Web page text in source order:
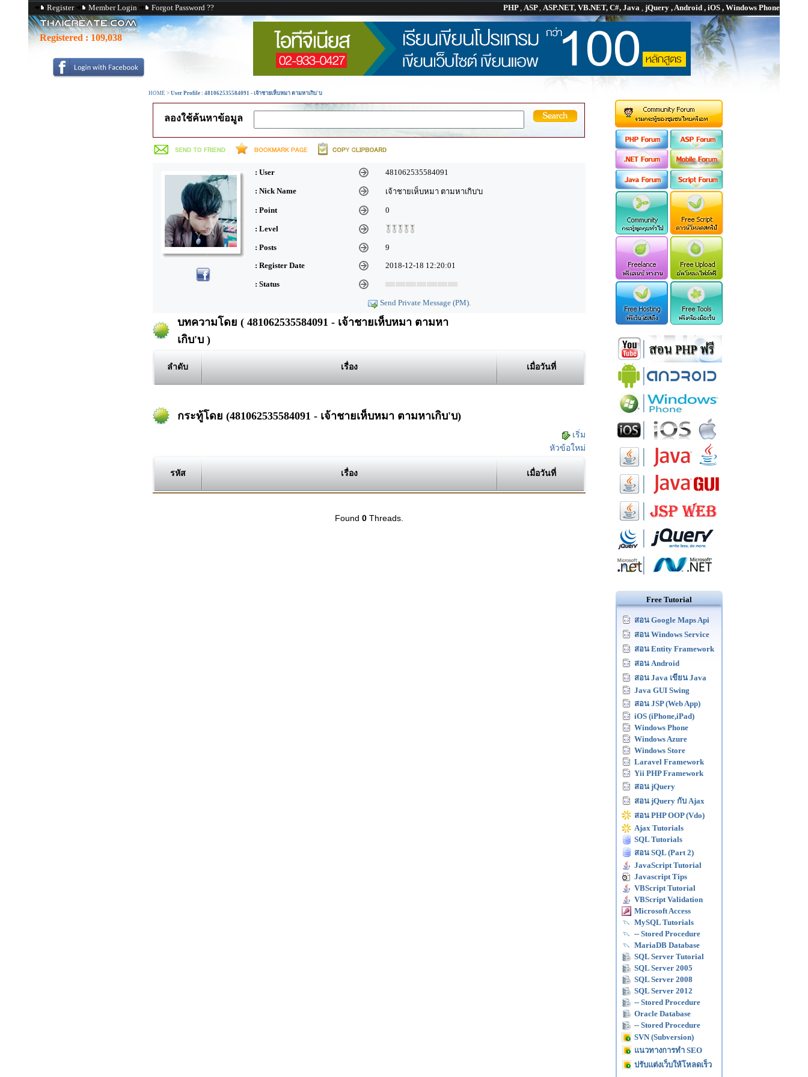
Register Member Login Forgot Password ?? PHP, ASP, ASP.NET, VB.NET, C#, Java , jQuery , Android , iOS , Windows Phone
Registered : 109,038
HOME > User Profile : 481062535584091 - เจ้าชายเห็บหมา ตามหาเกิบ'บ
ลองใช้ค้นหาข้อมูล
: User 481062535584091
: Nick Name เจ้าชายเห็บหมา ตามหาเกิบ'บ
: Point 0
: Level
: Posts
9
: Register Date
2018-12-18 12:20:01
: Status
Send Private Message (PM).
บทความโดย ( 481062535584091 - เจ้าชายเห็บหมา ตามหา
เกิบ'บ )
ลำดับ เรื่อง เมื่อวันที่
กระทู้โดย (481062535584091 - เจ้าชายเห็บหมา ตามหาเกิบ'บ)
เริ่ม
หัวข้อใหม่
รหัส เรื่อง เมื่อวันที่
Found 0 Threads.
Free Tutorial
สอน Google Maps Api
สอน Windows Service
สอน Entity Framework
สอน Android
สอน Java เขียน Java
Java GUI Swing
สอน JSP (Web App)
iOS (iPhone,iPad)
Windows Phone
Windows Azure
Windows Store
Laravel Framework
Yii PHP Framework
สอน jQuery
สอน jQuery กับ Ajax
สอน PHP OOP (Vdo)
Ajax Tutorials
SQL Tutorials
สอน SQL (Part 2)
JavaScript Tutorial
Javascript Tips
VBScript Tutorial
VBScript Validation
Microsoft Access
MySQL Tutorials
-- Stored Procedure
MariaDB Database
SQL Server Tutorial
SQL Server 2005
SQL Server 2008
SQL Server 2012
-- Stored Procedure
Oracle Database
-- Stored Procedure
SVN (Subversion)
แนวทางการทำ SEO
ปรับแต่งเว็บให้โหลดเร็ว